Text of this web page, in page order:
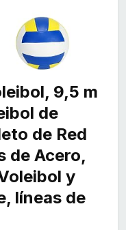
9,5 m
de
de Red
de Acero,
y
líneas de